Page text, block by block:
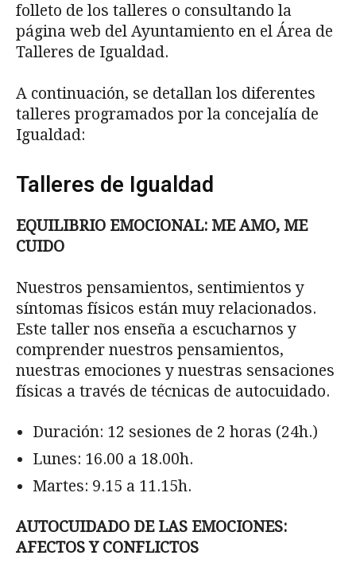
folleto de los talleres o consultando la
página web del Ayuntamiento en el Área de
Talleres de Igualdad.
A continuación, se detallan los diferentes
talleres programados por la concejalía de
Igualdad:
Talleres de Igualdad
EQUILIBRIO EMOCIONAL: ME AMO, ME
CUIDO
Nuestros pensamientos, sentimientos y
síntomas físicos están muy relacionados.
Este taller nos enseña a escucharnos y
comprender nuestros pensamientos,
nuestras emociones y nuestras sensaciones
físicas a través de técnicas de autocuidado.
Duración: 12 sesiones de 2 horas (24h.)
Lunes: 16.00 a 18.00h.
Martes: 9.15 a 11.15h.
AUTOCUIDADO DE LAS EMOCIONES:
AFECTOS Y CONFLICTOS